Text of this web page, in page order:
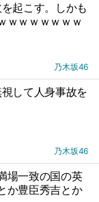
起こす。しかも
ｗｗｗｗｗｗｗ
乃木坂46
して人身事故を
乃木坂46
場一致の国の英
か豊臣秀吉とか